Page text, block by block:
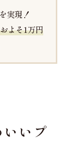
実現！
よそ1万円
いいプ